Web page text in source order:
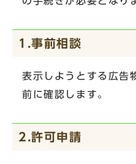
1.事前相談
表示しようとする広告
前に確認します。
2.許可申請